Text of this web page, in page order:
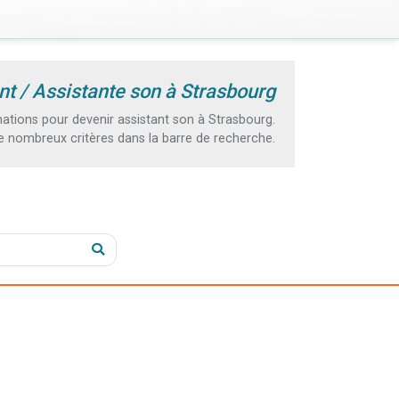
/ Assistante son à Strasbourg
pour devenir assistant son à Strasbourg.
critères dans la barre de recherche.